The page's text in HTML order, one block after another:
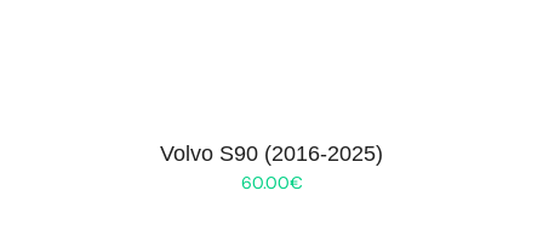
Volvo S90 (2016-2025)
60.00€